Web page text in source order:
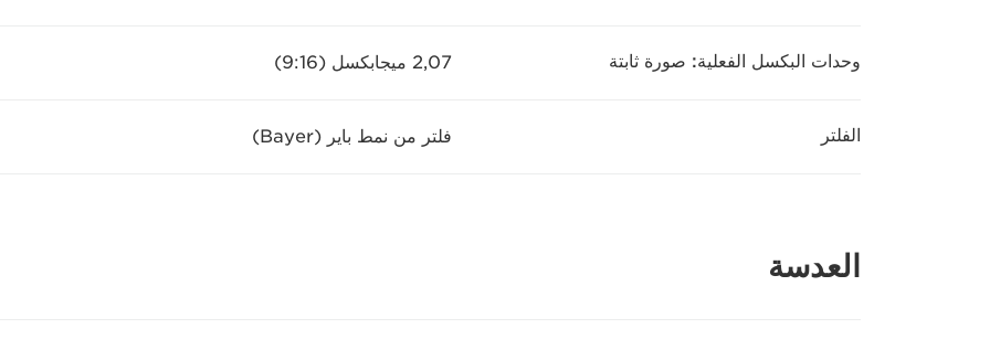
وحدات البكسل الفعلية: صورة ثابتة 2,07 ميجابكسل (16:‏9)
الفلتر فلتر من نمط باير (Bayer)
العدسة